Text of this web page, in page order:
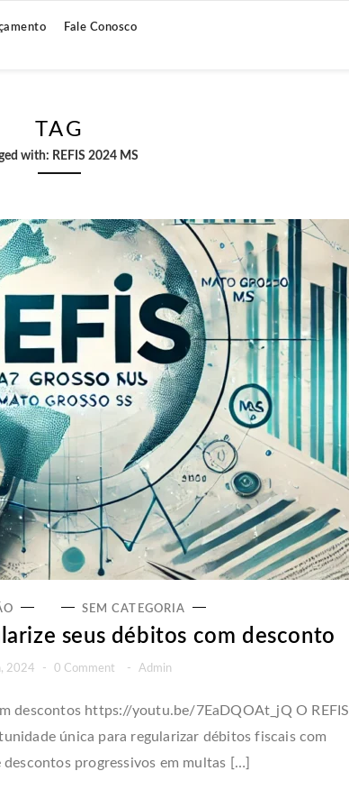
Fale Conosco
TAG
with: REFIS 2024 MS
SEM CATEGORIA
seus débitos com desconto
2024 - 0 Comment - Admin
descontos https://youtu.be/7EaDQOAt_jQ O REFIS
única para regularizar débitos fiscais com
progressivos em multas […]